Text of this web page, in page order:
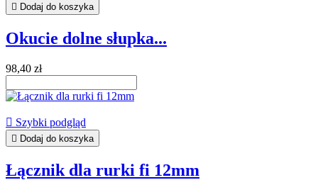
 Dodaj do koszyka
Okucie dolne słupka...
98,40 zł
 Szybki podgląd
 Dodaj do koszyka
Łącznik dla rurki fi 12mm